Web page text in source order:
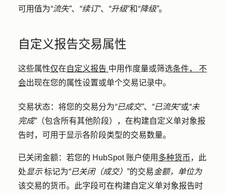
可用值为“流失”、 “续订”、 “升级”和“降级”。
自定义报告交易属性
这些属性仅在自定义报告 中用作度量或筛选条件， 不
会出现在您的属性设置或单个交易记录中。
交易状态：将您的交易分为“已成交”、 “已流失”或“未
完成”（包含所有其他阶段），在构建自定义单对象报
告时，可用于显示各阶段类型的交易数量。
已关闭金额： 若您的 HubSpot 账户使用 多种货币，此
处 显示标记为“已关闭（成交） ”的交易金额，单位为
该交易的货币。此字段可在构建自定义单对象报告时